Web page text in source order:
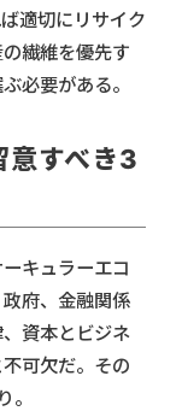
適切にリサイク
繊維を優先す
必要がある。
意すべき3
キュラーエコ
府、金融関係
資本とビジネ
可欠だ。その
。